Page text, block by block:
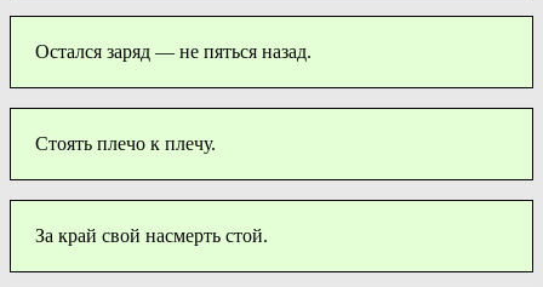
Остался заряд — не пяться назад.
Стоять плечо к плечу.
За край свой насмерть стой.